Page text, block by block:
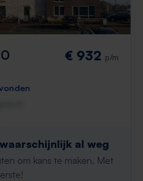
€ 932 p/m
al weg
om kans te maken. Met